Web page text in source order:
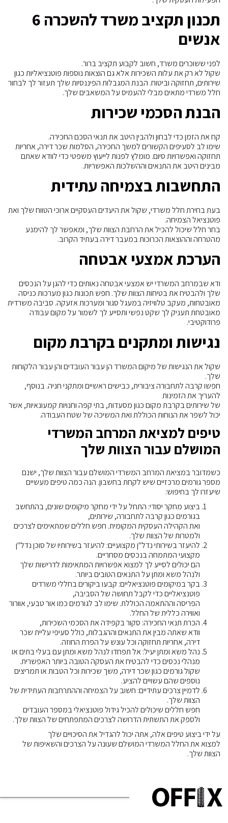
תכנון תקציב משרד להשכרה 6
אנשים
לפני ששוכרים משרד, חשוב לקבוע תקציב ברור.
שקול לא רק את עלות השכירות אלא גם הוצאות נוספות פוטנציאליות כגון
שירותים, תחזוקה וביטוח. הבנת המגבלות הפיננסיות שלך תעזור לך לבחור
חלל משרדי מתאים מבלי להעמיס על המשאבים שלך.
הבנת הסכמי שכירות
קח את הזמן כדי לבחון ולהבין היטב את תנאי הסכם החכירה.
שימו לב לסעיפים הקשורים למשך החכירה, הסלמות שכר דירה, אחריות
תחזוקה ואפשרויות סיום. מומלץ לפנות לייעוץ משפטי כדי לוודא שאתם
מבינים היטב את התנאים וההשלכות האפשריות.
התחשבות בצמיחה עתידית
בעת בחירת חלל משרדי, שקול את היעדים העסקיים ארוכי הטווח שלך ואת
פוטנציאל הצמיחה.
בחר חלל שיכול להכיל את הרחבת הצוות שלך, ומאפשר לך להימנע
מהטרחה וההוצאות הכרוכות במעבר דירה בעתיד הקרוב.
הערכת אמצעי אבטחה
ודא שבמרחב המשרדי יש אמצעי אבטחה נאותים כדי להגן על הנכסים
שלך ולהבטיח את בטיחות הצוות שלך. חפש תכונות כגון מערכות כניסה
מאובטחות, מעקב טלוויזיה במעגל סגור ומערכות אזעקה. סביבה משרדית
מאובטחת תעניק לך שקט נפשי ותסייע לך לשמור על מקום עבודה
פרודוקטיבי.
נגישות ומתקנים בקרבת מקום
שקול את הנגישות של מיקום המשרד הן עבור העובדים והן עבור הלקוחות
שלך.
חפשו קרבה לתחבורה ציבורית, כבישים ראשיים ומתקני חניה. בנוסף,
להעריך את הזמינות
של שירותים בקרבת מקום כגון מסעדות, בתי קפה וחנויות קמעונאיות, אשר
יכול לשפר את הנוחות הכוללת ואת המשיכה של שטח העבודה.
טיפים למציאת המרחב המשרדי
המושלם עבור הצוות שלך
כשמדובר במציאת המרחב המשרדי המושלם עבור הצוות שלך, ישנם
מספר גורמים מרכזיים שיש לקחת בחשבון. הנה כמה טיפים מעשיים
שיעזרו לך בחיפוש:
ביצוע מחקר יסודי: התחל על ידי מחקר מיקומים שונים, בהתחשב
בגורמים כגון קרבה לתחבורה, שירותים,
ואת הקהילה העסקית המקומית. חפש חללים שמתאימים לצרכים
ולמטרות של הצוות שלך.
להיעזר בשירותי נדל"ן מקצועיים: להיעזר בשירותיו של סוכן נדל"ן
מקצועי המתמחה בנכסים מסחריים.
הם יכולים לסייע לך למצוא אפשרויות המתאימות לדרישות שלך
ולנהל משא ומתן על התנאים הטובים ביותר.
בקר במיקומים פוטנציאליים: קבעו ביקורים בחללי משרדים
פוטנציאליים כדי לקבל תחושה של הסביבה,
הפריסה וההתאמה הכוללת. שימו לב לגורמים כמו אור טבעי, אוורור
ואווירה כללית של החלל.
הכרת תנאי החכירה: סקור בקפידה את הסכמי השכירות,
וודא שאתה מבין את התנאים וההגבלות, כולל סעיפי עליית שכר
דירה, אחריות תחזוקה וכל עונש על הפרת החוזה.
נהל משא ומתן יעיל: אל תפחדו לנהל משא ומתן עם בעלי בתים או
מנהלי נכסים כדי להבטיח את העסקה הטובה ביותר האפשרית.
שקול גורמים כגון שכר דירה, משך שכירות וכל הטבות או תמריצים
נוספים שהם עשויים להציע.
לדמיין צרכים עתידיים: חשוב על הצמיחה וההתרחבות העתידית של
הצוות שלך.
חפש חללים שיכולים להכיל גידול פוטנציאלי במספר העובדים
ולספק את התשתית הדרושה לצרכים המתפתחים של הצוות שלך.
על ידי ביצוע טיפים אלה, אתה יכול להגדיל את הסיכויים שלך
למצוא את החלל המשרדי המושלם שעונה על הצרכים והשאיפות של
הצוות שלך.